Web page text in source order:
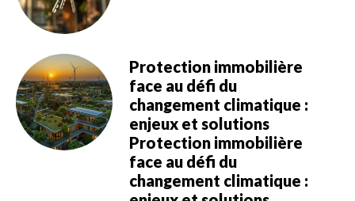
Protection immobilière
face au défi du
changement climatique :
enjeux et solutions
Protection immobilière
face au défi du
changement climatique :